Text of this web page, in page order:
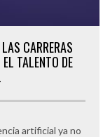
CARRERAS
TALENTO DE
artificial ya no